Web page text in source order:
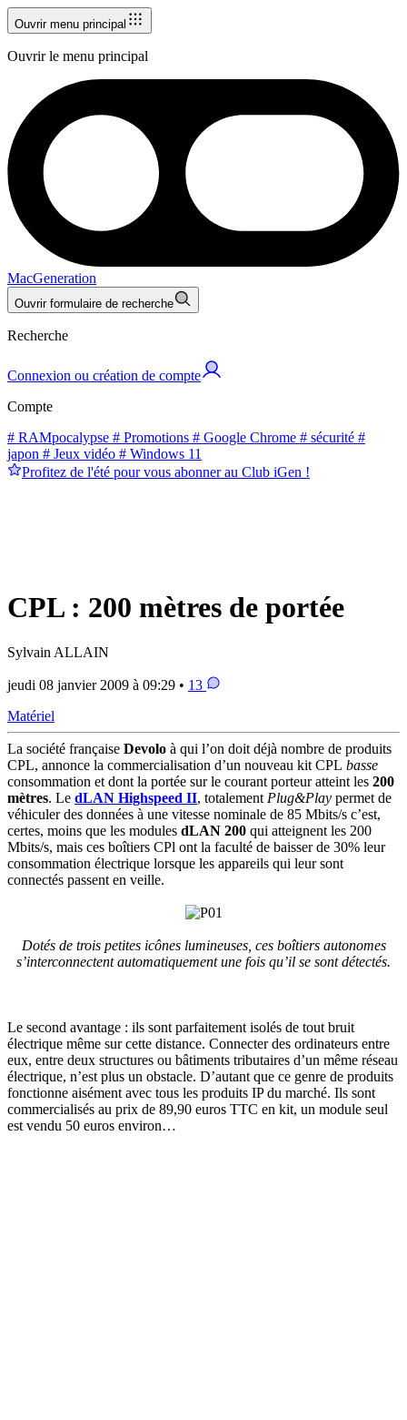
Ouvrir menu principal
Ouvrir le menu principal
MacGeneration
Ouvrir formulaire de recherche
Recherche
Connexion ou création de compte
Compte
# RAMpocalypse # Promotions # Google Chrome # sécurité #
japon # Jeux vidéo # Windows 11
Profitez de l'été pour vous abonner au Club iGen !
CPL : 200 mètres de portée
Sylvain ALLAIN
jeudi 08 janvier 2009 à 09:29 • 13
Matériel
La société française Devolo à qui l’on doit déjà nombre de produits
CPL, annonce la commercialisation d’un nouveau kit CPL basse
consommation et dont la portée sur le courant porteur atteint les 200
mètres. Le dLAN Highspeed II, totalement Plug&Play permet de
véhiculer des données à une vitesse nominale de 85 Mbits/s c’est,
certes, moins que les modules dLAN 200 qui atteignent les 200
Mbits/s, mais ces boîtiers CPl ont la faculté de baisser de 30% leur
consommation électrique lorsque les appareils qui leur sont
connectés passent en veille.
Dotés de trois petites icônes lumineuses, ces boîtiers autonomes
s’interconnectent automatiquement une fois qu’il se sont détectés.
Le second avantage : ils sont parfaitement isolés de tout bruit
électrique même sur cette distance. Connecter des ordinateurs entre
eux, entre deux structures ou bâtiments tributaires d’un même réseau
électrique, n’est plus un obstacle. D’autant que ce genre de produits
fonctionne aisément avec tous les produits IP du marché. Ils sont
commercialisés au prix de 89,90 euros TTC en kit, un module seul
est vendu 50 euros environ…